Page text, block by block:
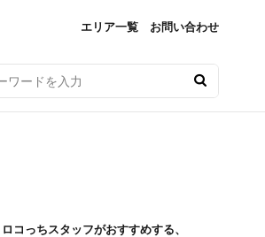
エリア一覧 お問い合わせ
ロコっちスタッフがおすすめする、